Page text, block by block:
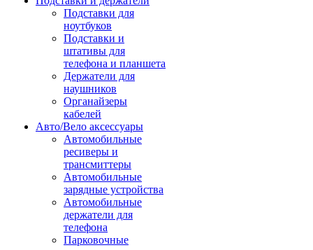
Подставки для
ноутбуков
Подставки и
штативы для
телефона и планшета
Держатели для
наушников
Органайзеры
кабелей
Авто/Вело аксессуары
Автомобильные
ресиверы и
трансмиттеры
Автомобильные
зарядные устройства
Автомобильные
держатели для
телефона
Парковочные